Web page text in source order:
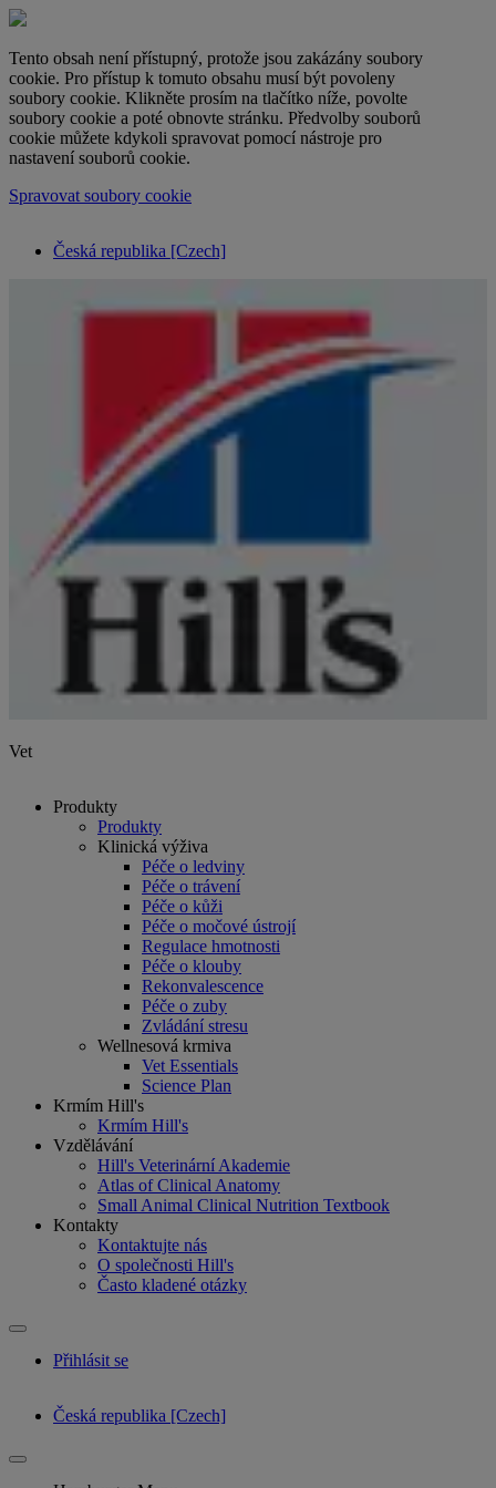
Tento obsah není přístupný, protože jsou zakázány soubory
cookie. Pro přístup k tomuto obsahu musí být povoleny
soubory cookie. Klikněte prosím na tlačítko níže, povolte
soubory cookie a poté obnovte stránku. Předvolby souborů
cookie můžete kdykoli spravovat pomocí nástroje pro
nastavení souborů cookie.
Spravovat soubory cookie
Česká republika [Czech]
Vet
Produkty
Produkty
Klinická výživa
Péče o ledviny
Péče o trávení
Péče o kůži
Péče o močové ústrojí
Regulace hmotnosti
Péče o klouby
Rekonvalescence
Péče o zuby
Zvládání stresu
Wellnesová krmiva
Vet Essentials
Science Plan
Krmím Hill's
Krmím Hill's
Vzdělávání
Hill's Veterinární Akademie
Atlas of Clinical Anatomy
Small Animal Clinical Nutrition Textbook
Kontakty
Kontaktujte nás
O společnosti Hill's
Často kladené otázky
Přihlásit se
Česká republika [Czech]